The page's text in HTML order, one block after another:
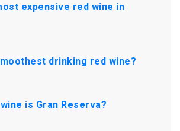
expensive red wine in
drinking red wine?
is Gran Reserva?